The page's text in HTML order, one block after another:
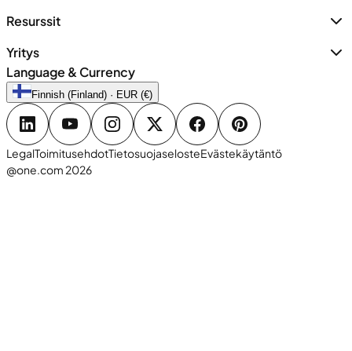
Resurssit
Yritys
Language & Currency
Finnish (Finland) · EUR (€)
LegalToimitusehdotTietosuojaselosteEvästekäytäntö
@one.com 2026